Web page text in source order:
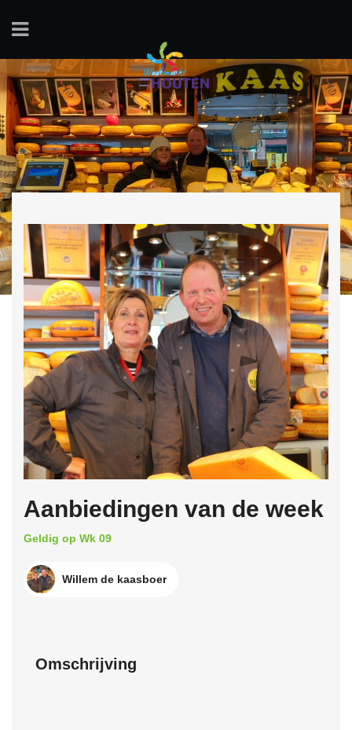
Aanbiedingen van de week
Geldig op Wk 09
Willem de kaasboer
Omschrijving